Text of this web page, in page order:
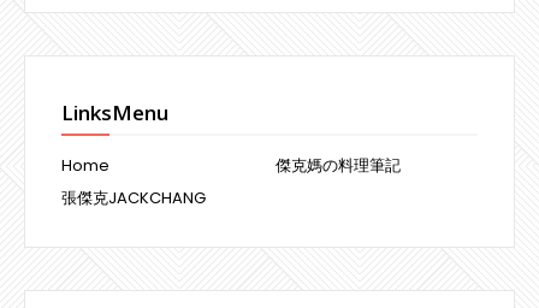
LinksMenu
Home
傑克媽の料理筆記
張傑克JACKCHANG